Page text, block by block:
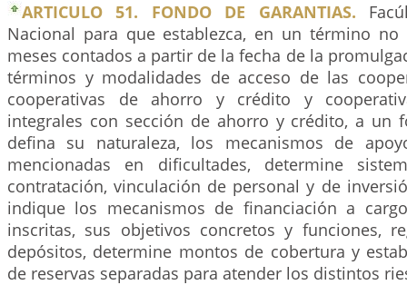
ARTICULO 51. FONDO DE GARANTIAS.
Nacional para que establezca, en un término no
meses contados a partir de la fecha de la
términos y modalidades de acceso de las
cooperativas de ahorro y crédito y
integrales con sección de ahorro y crédito, a un
defina su naturaleza, los mecanismos de
mencionadas en dificultades, determine
contratación, vinculación de personal y de
indique los mecanismos de financiación a
inscritas, sus objetivos concretos y funciones,
depósitos, determine montos de cobertura y
de reservas separadas para atender los distintos